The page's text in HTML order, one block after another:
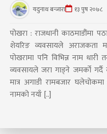
यदुनाथ बन्जारा १३ पुष २०७८
पोखरा : राजधानी काठमाडौंमा
शेयरिङ व्यवसायले अराजकता
पोखरामा पनि विभिन्न नाम
व्यवसायले जरा गाड्ने जमर्को
मात्र अगाडी रामबजार
नामको नयाँ [..]